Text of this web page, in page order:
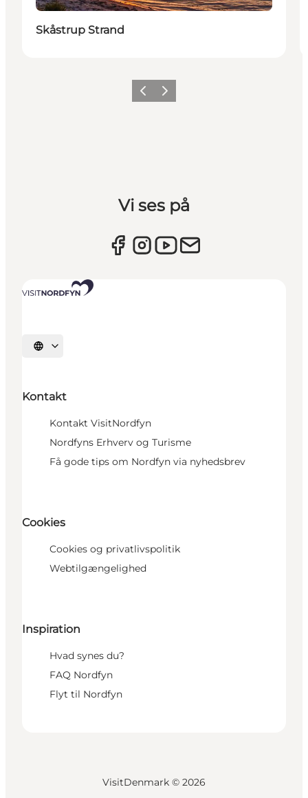
Skåstrup Strand
Forrige billede
Næste billede
Vi ses på
Vælg sprog
Kontakt
Kontakt VisitNordfyn
Nordfyns Erhverv og Turisme
Få gode tips om Nordfyn via nyhedsbrev
Cookies
Cookies og privatlivspolitik
Webtilgængelighed
Inspiration
Hvad synes du?
FAQ Nordfyn
Flyt til Nordfyn
VisitDenmark © 2026